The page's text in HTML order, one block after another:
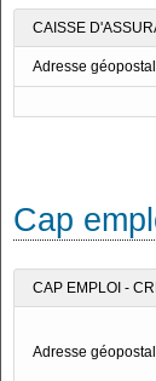
CAISSE
Adresse
Cap
CAP EMPLOI -
Adresse